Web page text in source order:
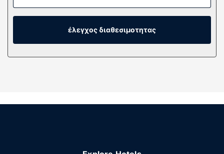
σας. Είναι διαθέσιμη δωρεάν ασύρματη πρόσβαση στο
ίντερνετ, ώστε να είστε πάντα online. Στις παροχές
περιλαμβάνονται ένα ψυγείο και ένας βραστήρας για
έλεγχος διαθεσιμοτητας